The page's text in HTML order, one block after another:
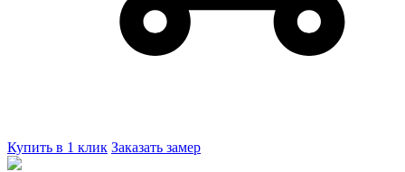
Купить в 1 клик Заказать замер